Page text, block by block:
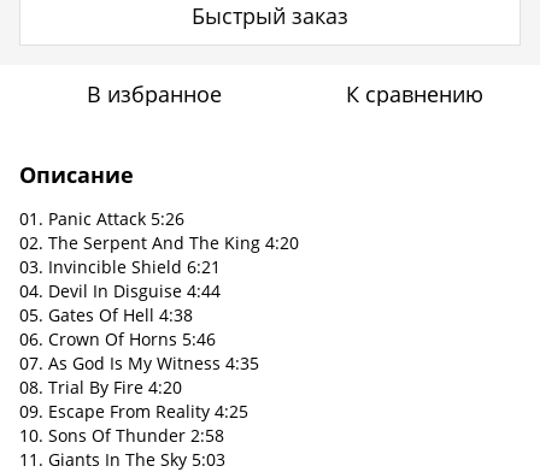
Быстрый заказ
В избранное К сравнению
Описание
01. Panic Attack 5:26
02. The Serpent And The King 4:20
03. Invincible Shield 6:21
04. Devil In Disguise 4:44
05. Gates Of Hell 4:38
06. Crown Of Horns 5:46
07. As God Is My Witness 4:35
08. Trial By Fire 4:20
09. Escape From Reality 4:25
10. Sons Of Thunder 2:58
11. Giants In The Sky 5:03